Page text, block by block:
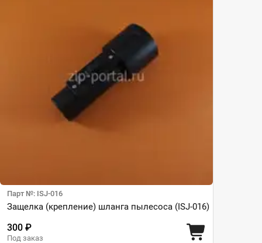
Парт №: ISJ-016
Защелка (крепление) шланга пылесоса (ISJ-016)
300 ₽
Под заказ